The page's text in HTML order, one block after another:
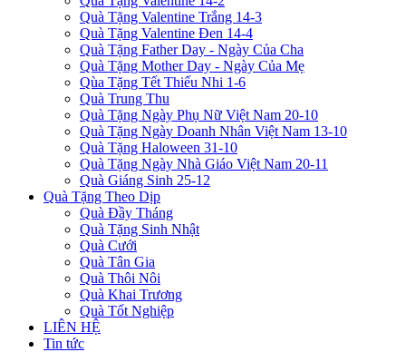
Quà Tặng Valentine Trắng 14-3
Quà Tặng Valentine Đen 14-4
Quà Tặng Father Day - Ngày Của Cha
Quà Tặng Mother Day - Ngày Của Mẹ
Qùa Tặng Tết Thiếu Nhi 1-6
Quà Trung Thu
Quà Tặng Ngày Phụ Nữ Việt Nam 20-10
Quà Tặng Ngày Doanh Nhân Việt Nam 13-10
Quà Tặng Haloween 31-10
Quà Tặng Ngày Nhà Giáo Việt Nam 20-11
Quà Giáng Sinh 25-12
Quà Tặng Theo Dịp
Quà Đầy Tháng
Quà Tặng Sinh Nhật
Quà Cưới
Quà Tân Gia
Quà Thôi Nôi
Quà Khai Trương
Quà Tốt Nghiệp
LIÊN HỆ
Tin tức